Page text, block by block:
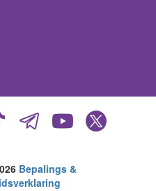
Bepalings &